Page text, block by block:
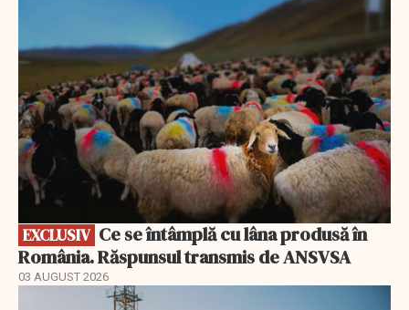
EXCLUSIV
România. Răspunsul transmis de ANSVSA
03 AUGUST 2026